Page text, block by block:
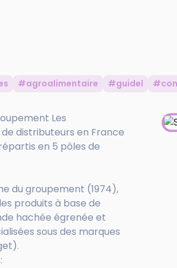
#agroalimentaire #guidel
Les
distributeurs en France
en 5 pôles de
du groupement (1974),
produits à base de
hachée égrenée et
sous des marques